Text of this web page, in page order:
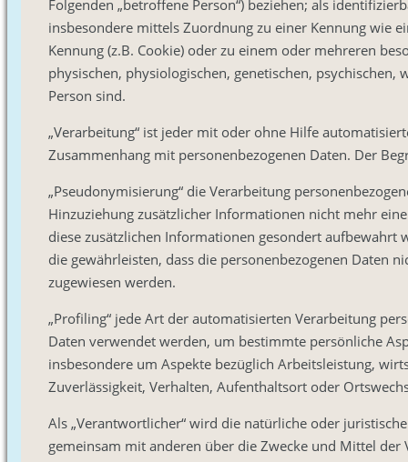
Folgenden „betroffene Person“) beziehen; als
insbesondere mittels Zuordnung zu einer Kennung wie
Kennung (z.B. Cookie) oder zu einem oder mehreren
physischen, physiologischen, genetischen,
Person sind.
„Verarbeitung“ ist jeder mit oder ohne Hilfe
Zusammenhang mit personenbezogenen Daten. Der
„Pseudonymisierung“ die Verarbeitung
Hinzuziehung zusätzlicher Informationen nicht mehr
diese zusätzlichen Informationen gesondert
die gewährleisten, dass die personenbezogenen Daten
zugewiesen werden.
„Profiling“ jede Art der automatisierten Verarbeitung
Daten verwendet werden, um bestimmte persönliche
insbesondere um Aspekte bezüglich Arbeitsleistung,
Zuverlässigkeit, Verhalten, Aufenthaltsort oder
Als „Verantwortlicher“ wird die natürliche oder
gemeinsam mit anderen über die Zwecke und Mittel